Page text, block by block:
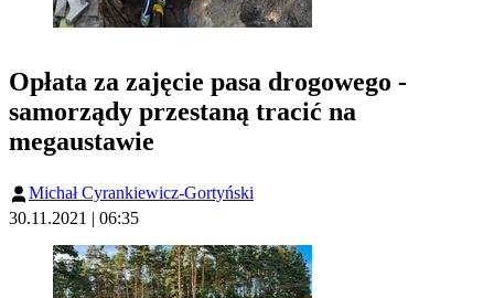
Opłata za zajęcie pasa drogowego -
samorządy przestaną tracić na
megaustawie
Michał Cyrankiewicz-Gortyński
30.11.2021 | 06:35